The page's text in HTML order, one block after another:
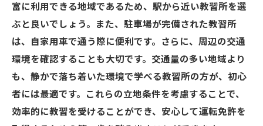
教習所の環境が学びに与える影響
学びやすい教習所の設備
安全運転を学ぶための教習コース
快適な学習環境の重要性
教習所のトレーニング方法
富に利用できる地域であるため、駅から近い教習所を選
ぶと良いでしょう。また、駐車場が完備された教習所
は、自家用車で通う際に便利です。さらに、周辺の交通
環境を確認することも大切です。交通量の多い地域より
も、静かで落ち着いた環境で学べる教習所の方が、初心
者には最適です。これらの立地条件を考慮することで、
効率的に教習を受けることができ、安心して運転免許を